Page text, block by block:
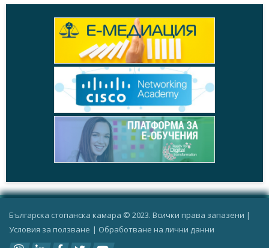
Българска стопанска камара © 2023. Всички права запазени |
Условия за ползване | Oбработване на лични данни